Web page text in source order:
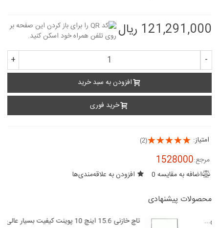
121,291,000 ریال
-
+
افزودن به سبد خرید
خرید فوری
امتیاز: (2)
مرجع:1528000
اضافه به مقایسه 0 افزودن به علاقه‌مندی‌ها
محصولات پیشنهادی
تاچ خازنی 15.6 اینچ 10 پوینت کیفیت بسیار عالی...